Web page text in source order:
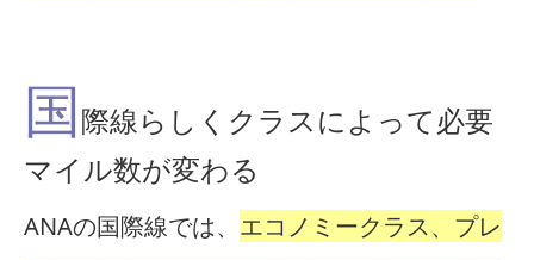
国際線らしくクラスによって必要
マイル数が変わる
ANAの国際線では、 エコノミークラス、プレ